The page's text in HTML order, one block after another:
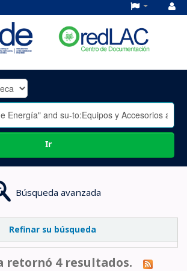
Ir
Búsqueda avanzada
Refinar su búsqueda
retornó 4 resultados.